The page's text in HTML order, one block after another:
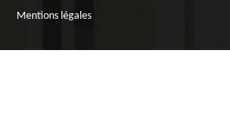
Mentions légales